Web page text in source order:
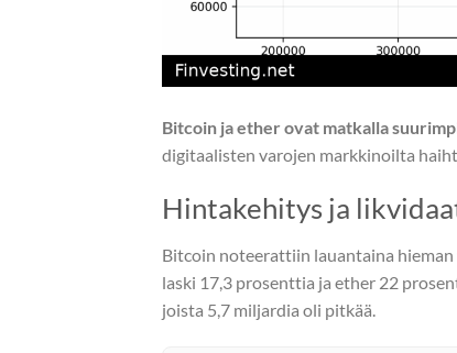
Bitcoin ja ether ovat matkalla
digitaalisten varojen markkinoilta
Hintakehitys ja
Bitcoin noteerattiin lauantaina
laski 17,3 prosenttia ja ether 22
joista 5,7 miljardia oli pitkää.